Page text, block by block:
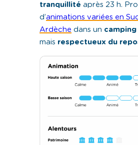
tranquillité après 23 h.
d’animations variées en
Ardèche dans un camping
mais respectueux du